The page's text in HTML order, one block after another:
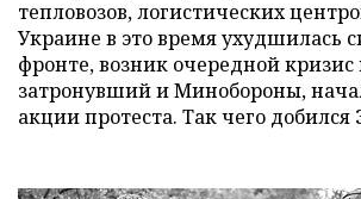
тепловозов, логистических
Украине в это время ухудшилась
фронте, возник очередной кризис
затронувший и Минобороны,
акции протеста. Так чего добился